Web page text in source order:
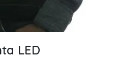
LED